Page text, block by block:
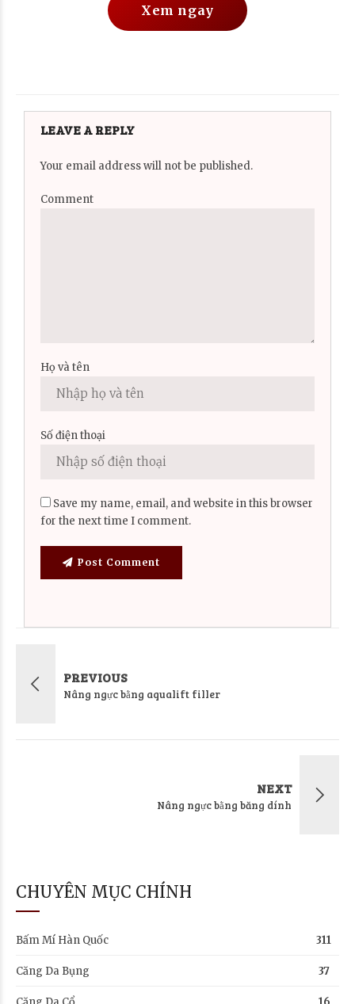
Xem ngay
LEAVE A REPLY
Your email address will not be published.
Comment
Họ và tên
Số điện thoại
Save my name, email, and website in this browser
for the next time I comment.
Post Comment
PREVIOUS
Nâng ngực bằng aqualift filler
NEXT
Nâng ngực bằng băng dính
CHUYÊN MỤC CHÍNH
Bấm Mí Hàn Quốc 311
Căng Da Bụng 37